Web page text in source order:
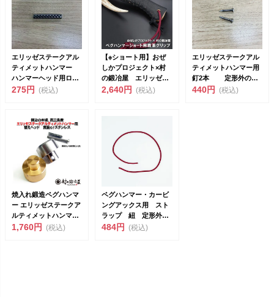
エリッゼステークアル
ティメットハンマー
ハンマーヘッド用ロー
ルピン30mm スプ
275円 (税込)
【※ショート用】おぜ
しかプロジェクト×村
の鍛冶屋 エリッゼス
テークアルティメット
2,640円 (税込)
エリッゼステークアル
ティメットハンマー用
釘2本 定形外のた
め代引き、日時指定不
440円 (税込)
焼入れ鍛造ペグハンマ
ー エリッゼステークア
ルティメットハンマー
用替えヘッド 真鍮or...
1,760円 (税込)
ペグハンマー・カービ
ングアックス用 スト
ラップ 紐 定形外の
ため代引き、日時指定
484円 (税込)